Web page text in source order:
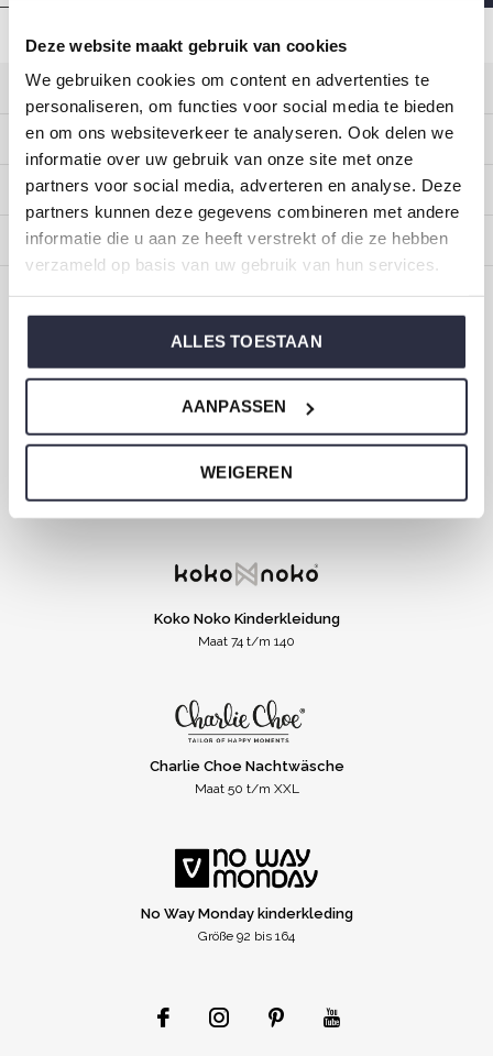
Deze website maakt gebruik van cookies
We gebruiken cookies om content en advertenties te
personaliseren, om functies voor social media te bieden
en om ons websiteverkeer te analyseren. Ook delen we
informatie over uw gebruik van onze site met onze
partners voor social media, adverteren en analyse. Deze
partners kunnen deze gegevens combineren met andere
informatie die u aan ze heeft verstrekt of die ze hebben
verzameld op basis van uw gebruik van hun services.
ALLES TOESTAAN
AANPASSEN
WEIGEREN
Kundendienst
Mein Konto
Kategorien
Impressum
CALL US EMAIL US
ONZE MERKEN
Dirkje Baby- und Kinderkleidung
Koko Noko Kinderkleidung
Maat 74 t/m 140
Charlie Choe Nachtwäsche
Maat 50 t/m XXL
No Way Monday kinderkleding
Größe 92 bis 164